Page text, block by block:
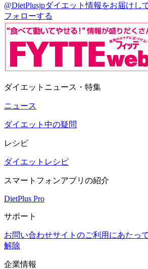
@DietPlusjpダイエット情報をお届けし
フォローする
ダイエットニュース・特集
ニュース
ダイエット中の疑問
レシピ
ダイエットレシピ
スマートフォンアプリの紹介
DietPlus Pro
サポート
お問い合わせサイトのご利用にあたって
解除
企業情報